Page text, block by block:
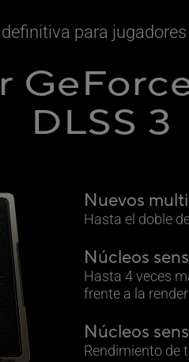
para
DLSS 3
Nuevos
Hasta el doble
Núcleos
Hasta 4 veces
frente a la
Núcleos
Rendimiento de